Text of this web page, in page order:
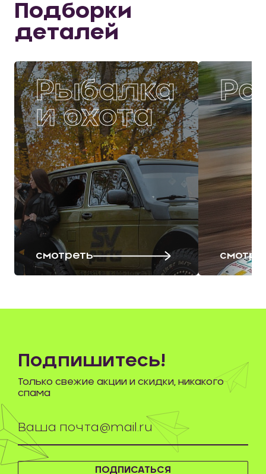
Подборки
деталей
Рыбалка
и охота
смотреть
ПОДПИСАТЬСЯ
Подпишитесь!
Только свежие акции и скидки, никакого
спама